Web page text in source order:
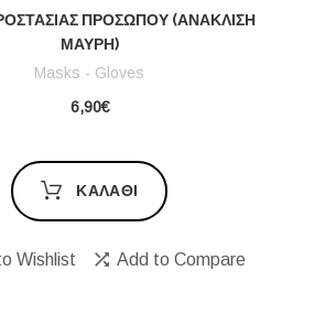
ΠΡΟΣΏΠΟΥ (ΑΝΆΚΛΙΣ
Η ΜΑΎΡΗ)
Masks - Gloves
6,90€
ΚΑΛΆΘΙ
Wishlist Add to Compare